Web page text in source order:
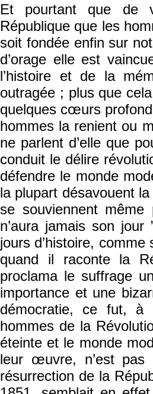
Et pourtant que de
République que les
soit fondée enfin sur
d’orage elle est
l’histoire et de la
outragée ; plus que
quelques cœurs
hommes la renient ou
ne parlent d’elle que
conduit le délire
défendre le monde
la plupart désavouent
se souviennent
n’aura jamais son jour
jours d’histoire,
quand il raconte la
proclama le suffrage
importance et une
démocratie, ce fut, à
hommes de la
éteinte et le monde
leur œuvre, n’est
résurrection de la